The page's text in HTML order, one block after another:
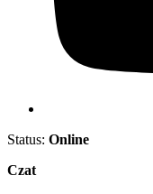
Status: Online
Czat